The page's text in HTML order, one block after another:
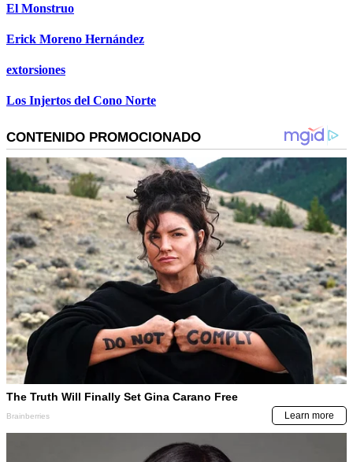
El Monstruo
Erick Moreno Hernández
extorsiones
Los Injertos del Cono Norte